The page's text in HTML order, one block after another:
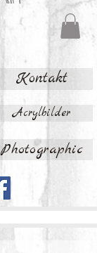
Kontakt
Acrylbilder
Photographic